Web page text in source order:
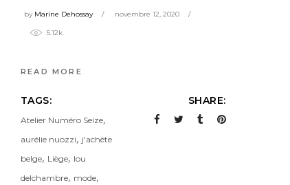
by Marine Dehossay novembre 12, 2020
5.12k
READ MORE
TAGS:
Atelier Numéro Seize,
aurélie nuozzi, j'achète
belge, Liège, lou
delchambre, mode,
SHARE: